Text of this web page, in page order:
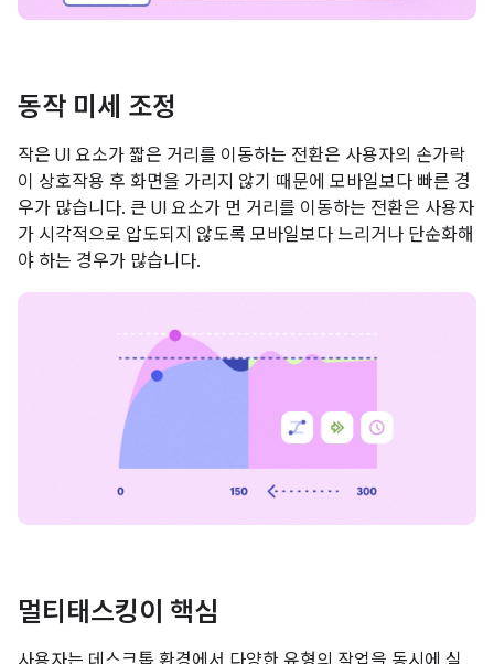
동작 미세 조정
작은 UI 요소가 짧은 거리를 이동하는 전환은 사용자의 손가락
이 상호작용 후 화면을 가리지 않기 때문에 모바일보다 빠른 경
우가 많습니다. 큰 UI 요소가 먼 거리를 이동하는 전환은 사용자
가 시각적으로 압도되지 않도록 모바일보다 느리거나 단순화해
야 하는 경우가 많습니다.
멀티태스킹이 핵심